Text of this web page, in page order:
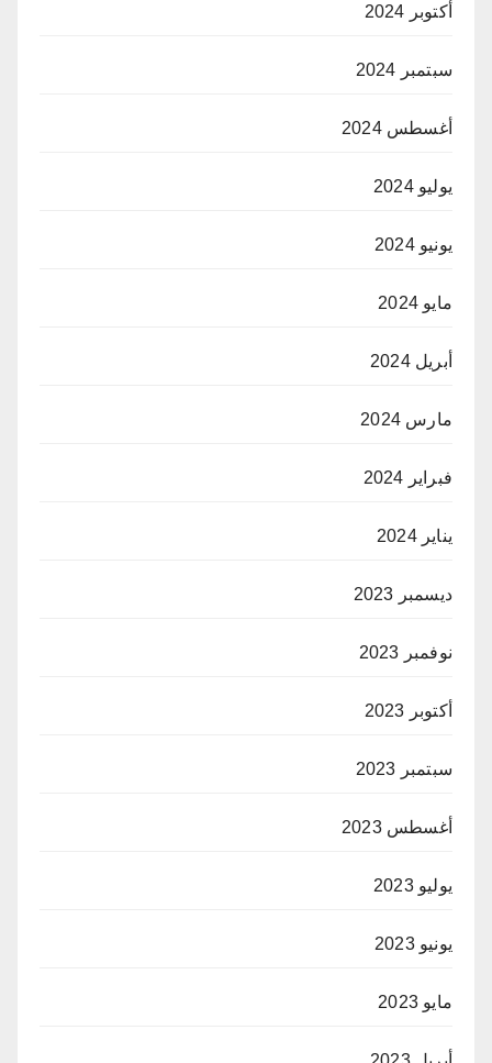
أكتوبر 2024
سبتمبر 2024
أغسطس 2024
يوليو 2024
يونيو 2024
مايو 2024
أبريل 2024
مارس 2024
فبراير 2024
يناير 2024
ديسمبر 2023
نوفمبر 2023
أكتوبر 2023
سبتمبر 2023
أغسطس 2023
يوليو 2023
يونيو 2023
مايو 2023